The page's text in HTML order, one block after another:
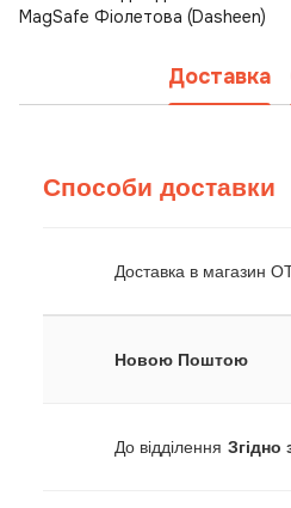
MagSafe Фіолетова (Dasheen)
Доставка
Способи доставки
Доставка в магазин
Новою Поштою
До відділення Згідно